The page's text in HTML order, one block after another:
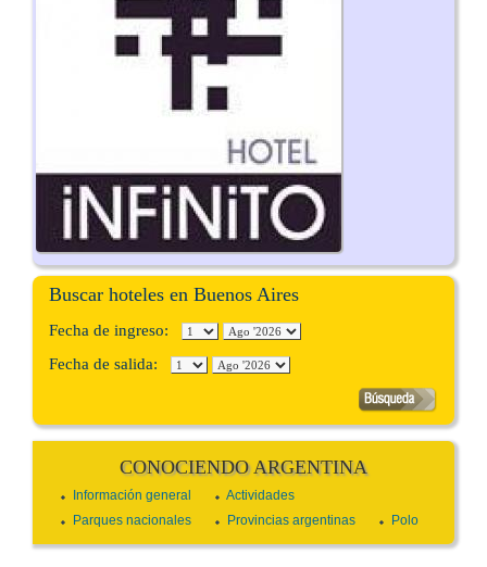
Buscar hoteles en Buenos Aires
Fecha de ingreso:
Fecha de salida:
CONOCIENDO ARGENTINA
Información general
Actividades
Parques nacionales
Provincias argentinas Polo